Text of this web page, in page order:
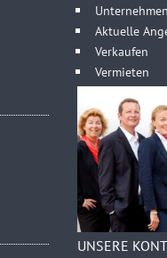
Unternehmen
Aktuelle
Verkaufen
Vermieten
UNSERE